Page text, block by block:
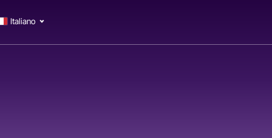
Italiano